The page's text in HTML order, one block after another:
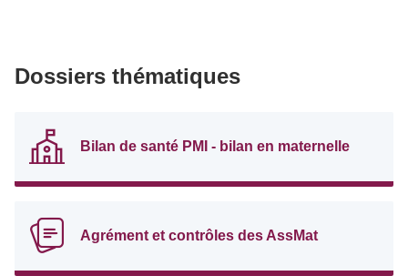
Dossiers thématiques
Bilan de santé PMI - bilan en maternelle
Agrément et contrôles des AssMat